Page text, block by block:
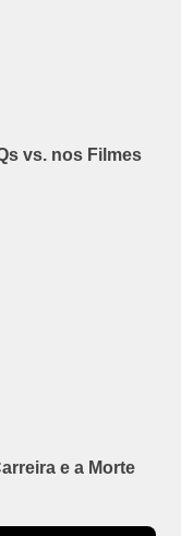
vs. nos Filmes
e a Morte